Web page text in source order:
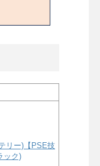
リー)【PSE技
ック)